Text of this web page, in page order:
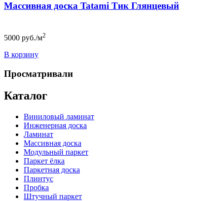
Массивная доска Tatami Тик Глянцевый
5000 руб./м2
В корзину
Просматривали
Каталог
Виниловый ламинат
Инженерная доска
Ламинат
Массивная доска
Модульный паркет
Паркет ёлка
Паркетная доска
Плинтус
Пробка
Штучный паркет